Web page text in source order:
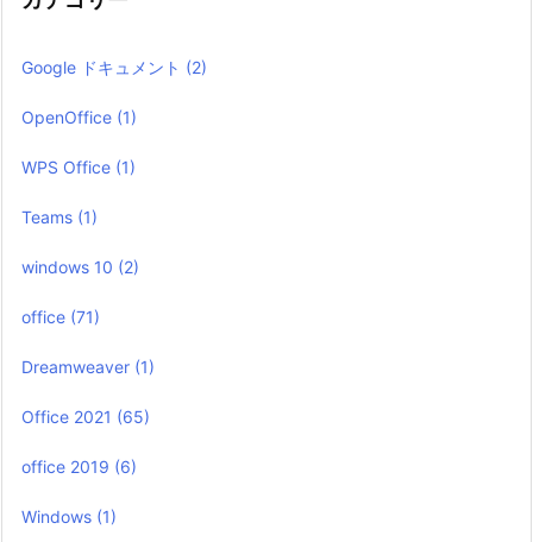
Google ドキュメント (2)
OpenOffice (1)
WPS Office (1)
Teams (1)
windows 10 (2)
office (71)
Dreamweaver (1)
Office 2021 (65)
office 2019 (6)
Windows (1)